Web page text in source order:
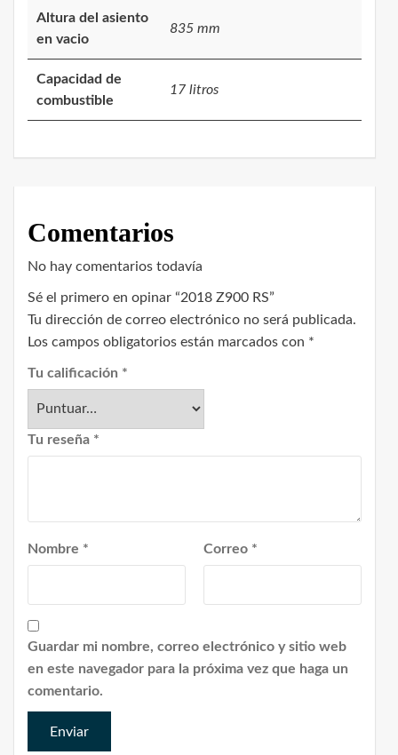
Altura del asiento
en vacio
835 mm
Capacidad de
combustible
17 litros
Comentarios
No hay comentarios todavía
Sé el primero en opinar “2018 Z900 RS”
Tu dirección de correo electrónico no será publicada.
Los campos obligatorios están marcados con *
Tu calificación *
Tu reseña *
Nombre * Correo *
Guardar mi nombre, correo electrónico y sitio web
en este navegador para la próxima vez que haga un
comentario.